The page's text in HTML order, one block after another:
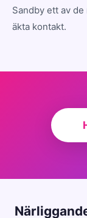
Sandby ett av
äkta kontakt.